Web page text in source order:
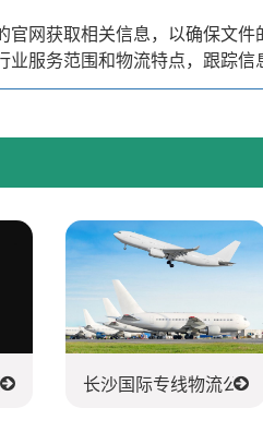
网获取相关信息，以确保文
服务范围和物流特点，跟踪
送公司 长沙国际专线物流公司